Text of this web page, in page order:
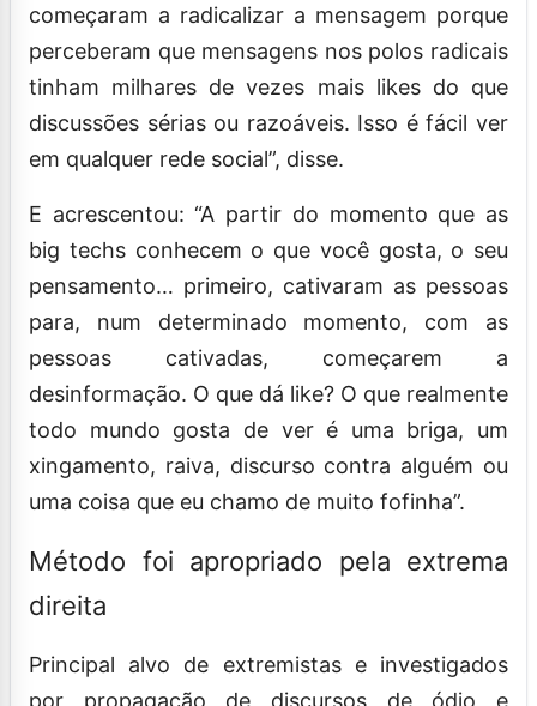
começaram a radicalizar a mensagem porque
perceberam que mensagens nos polos radicais
tinham milhares de vezes mais likes do que
discussões sérias ou razoáveis. Isso é fácil ver
em qualquer rede social”, disse.
E acrescentou: “A partir do momento que as
big techs conhecem o que você gosta, o seu
pensamento… primeiro, cativaram as pessoas
para, num determinado momento, com as
pessoas cativadas, começarem a
desinformação. O que dá like? O que realmente
todo mundo gosta de ver é uma briga, um
xingamento, raiva, discurso contra alguém ou
uma coisa que eu chamo de muito fofinha”.
Método foi apropriado pela extrema
direita
Principal alvo de extremistas e investigados
por propagação de discursos de ódio e